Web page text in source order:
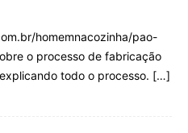
homemnacozinha/pao-
o processo de fabricação
todo o processo. […]